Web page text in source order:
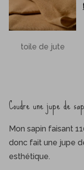
toile de jute
Coudre une jupe de
Mon sapin faisant
donc fait une jupe
esthétique.